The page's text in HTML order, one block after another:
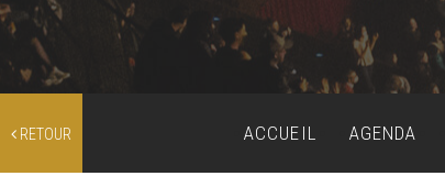
RETOUR ACCUEIL AGENDA